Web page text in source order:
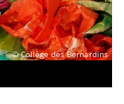
© Collège des Bernardins